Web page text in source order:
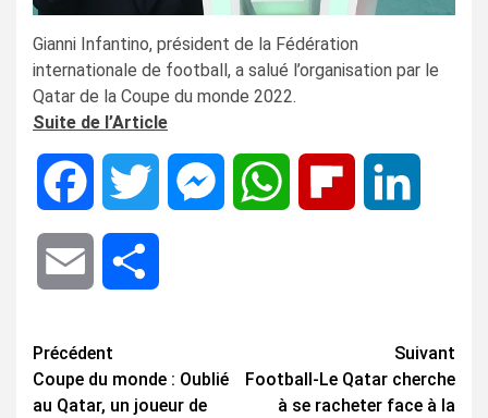
Gianni Infantino, président de la Fédération
internationale de football, a salué l’organisation par le
Qatar de la Coupe du monde 2022.
Suite de l’Article
Facebook Twitter MessengerWhatsApp Flipboard
Email
Navigation
d’article
Précédent
Coupe du monde : Oublié
au Qatar, un joueur de
Suivant
Football-Le Qatar cherche
à se racheter face à la